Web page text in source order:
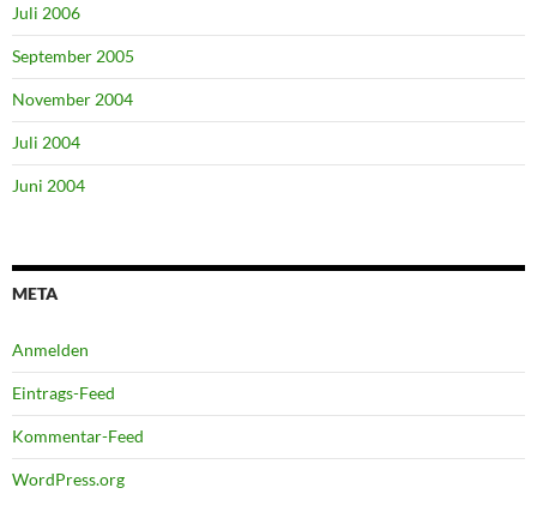
Juli 2006
September 2005
November 2004
Juli 2004
Juni 2004
META
Anmelden
Eintrags-Feed
Kommentar-Feed
WordPress.org